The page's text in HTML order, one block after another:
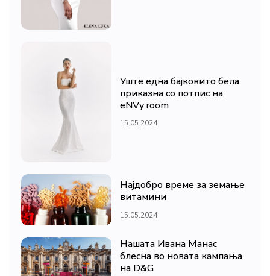
Уште една бајковито бела
приказна со потпис на
eNVy room
15.05.2024
Најдобро време за земање
витамини
15.05.2024
Нашата Ивана Манас
блесна во новата кампања
на D&G